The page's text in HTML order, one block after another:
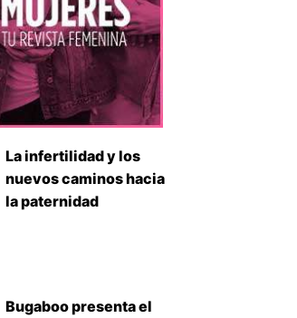
La infertilidad y los
nuevos caminos hacia
la paternidad
Bugaboo presenta el